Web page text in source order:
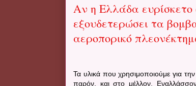
Aν η Ελλάδα
εξουδετερώσει τα
αεροπορικό
Τα υλικά που χρησιμοποιούμε για
παρόν, και στο μέλλον.